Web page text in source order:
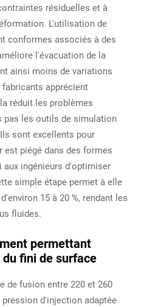
résiduelles et à
L'utilisation de
conformes associés à des
l'évacuation de la
ainsi moins de variations
apprécient
réduit les problèmes
pas les outils de simulation
sont excellents pour
piégé dans des formes
ingénieurs d'optimiser
simple étape permet à elle
15 à 20 %, rendant les
fluides.
permettant
fini de surface
de fusion entre 220 et 260
d'injection adaptée